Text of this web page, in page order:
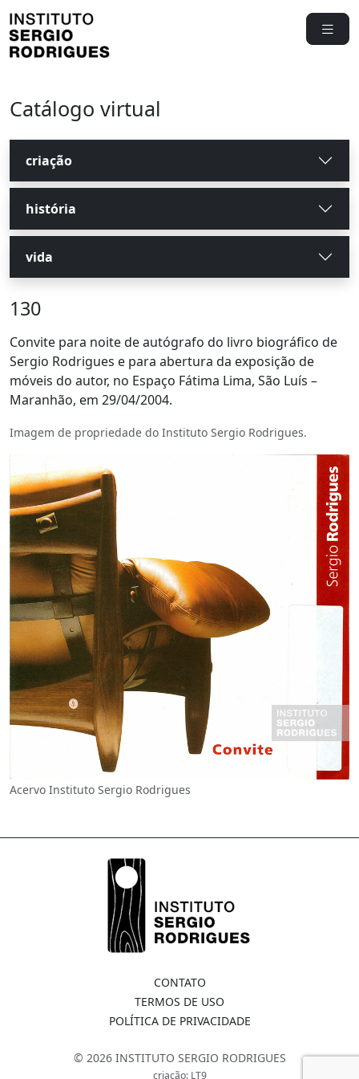
Catálogo virtual
criação
história
vida
130
Convite para noite de autógrafo do livro biográfico de
Sergio Rodrigues e para abertura da exposição de
móveis do autor, no Espaço Fátima Lima, São Luís –
Maranhão, em 29/04/2004.
Imagem de propriedade do Instituto Sergio Rodrigues.
Acervo Instituto Sergio Rodrigues
CONTATO
TERMOS DE USO
POLÍTICA DE PRIVACIDADE
© 2026 INSTITUTO SERGIO RODRIGUES
criação: LT9